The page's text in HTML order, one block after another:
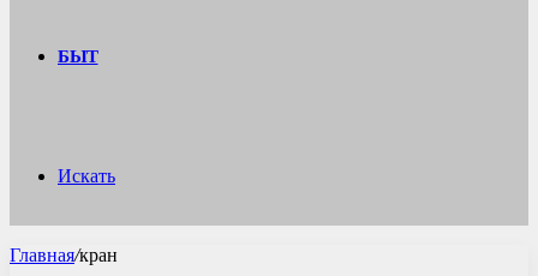
БЫТ
Искать
Главная/кран